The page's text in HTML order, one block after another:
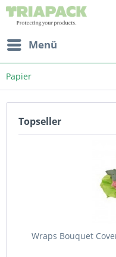
Menü
Papier
Topseller
Wraps Bouquet